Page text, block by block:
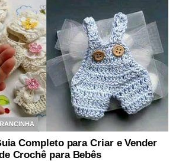
Completo para Criar e Vender
Crochê para Bebês